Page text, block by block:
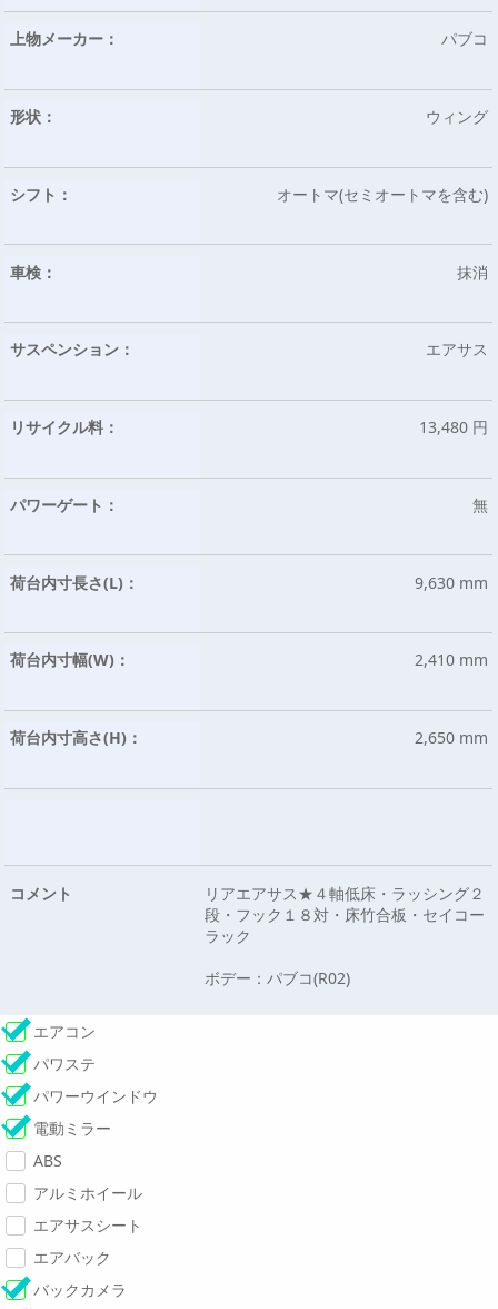
上物メーカー： パブコ
形状： ウィング
シフト： オートマ(セミオートマを含む)
車検： 抹消
サスペンション： エアサス
リサイクル料： 13,480 円
パワーゲート： 無
荷台内寸長さ(L)： 9,630 mm
荷台内寸幅(W)： 2,410 mm
荷台内寸高さ(H)： 2,650 mm
コメント
リアエアサス★４軸低床・ラッシング２
段・フック１８対・床竹合板・セイコー
ラック
ボデー：パブコ(R02)
エアコン
パワステ
パワーウインドウ
電動ミラー
ABS
アルミホイール
エアサスシート
エアバック
バックカメラ